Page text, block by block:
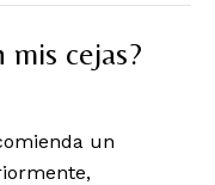
mis cejas?
un